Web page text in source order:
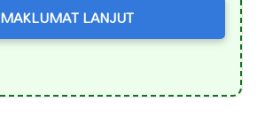
MAKLUMAT LANJUT